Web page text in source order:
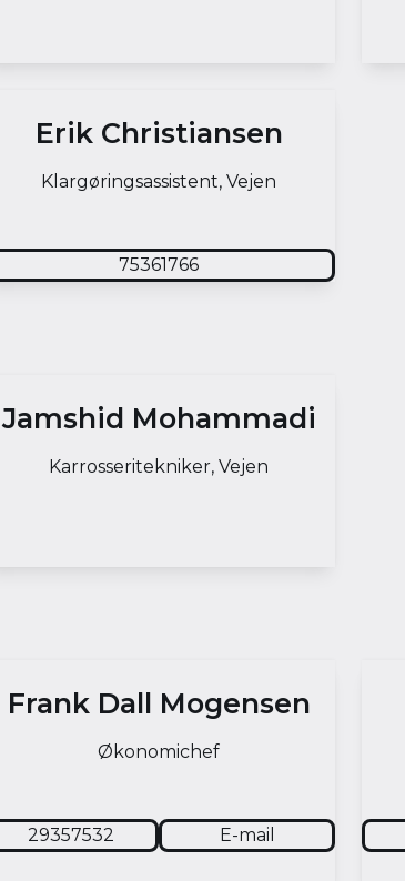
Erik Christiansen
Klargøringsassistent, Vejen
75361766
Jamshid Mohammadi
Karrosseritekniker, Vejen
Frank Dall Mogensen
Økonomichef
29357532 E-mail